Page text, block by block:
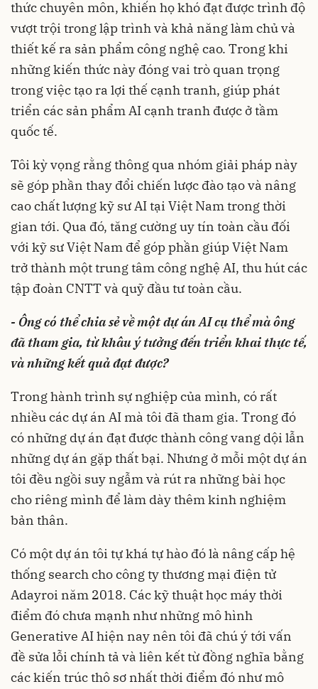
thức chuyên môn, khiến họ khó đạt được trình độ
vượt trội trong lập trình và khả năng làm chủ và
thiết kế ra sản phẩm công nghệ cao. Trong khi
những kiến thức này đóng vai trò quan trọng
trong việc tạo ra lợi thế cạnh tranh, giúp phát
triển các sản phẩm AI cạnh tranh được ở tầm
quốc tế.
Tôi kỳ vọng rằng thông qua nhóm giải pháp này
sẽ góp phần thay đổi chiến lược đào tạo và nâng
cao chất lượng kỹ sư AI tại Việt Nam trong thời
gian tới. Qua đó, tăng cường uy tín toàn cầu đối
với kỹ sư Việt Nam để góp phần giúp Việt Nam
trở thành một trung tâm công nghệ AI, thu hút các
tập đoàn CNTT và quỹ đầu tư toàn cầu.
- Ông có thể chia sẻ về một dự án AI cụ thể mà ông
đã tham gia, từ khâu ý tưởng đến triển khai thực tế,
và những kết quả đạt được?
Trong hành trình sự nghiệp của mình, có rất
nhiều các dự án AI mà tôi đã tham gia. Trong đó
có những dự án đạt được thành công vang dội lẫn
những dự án gặp thất bại. Nhưng ở mỗi một dự án
tôi đều ngồi suy ngẫm và rút ra những bài học
cho riêng mình để làm dày thêm kinh nghiệm
bản thân.
Có một dự án tôi tự khá tự hào đó là nâng cấp hệ
thống search cho công ty thương mại điện tử
Adayroi năm 2018. Các kỹ thuật học máy thời
điểm đó chưa mạnh như những mô hình
Generative AI hiện nay nên tôi đã chú ý tới vấn
đề sửa lỗi chính tả và liên kết từ đồng nghĩa bằng
các kiến trúc thô sơ nhất thời điểm đó như mô